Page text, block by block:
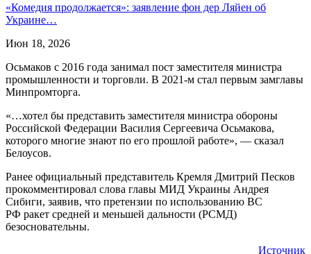
«Комедия продолжается»: заявление фон дер Ляйен об
Украине…
Июн 18, 2026
Осьмаков с 2016 года занимал пост заместителя министра
промышленности и торговли. В 2021-м стал первым замглавы
Минпромторга.
«…хотел бы представить заместителя министра обороны
Российской Федерации Василия Сергеевича Осьмакова,
которого многие знают по его прошлой работе», — сказал
Белоусов.
Ранее официальный представитель Кремля Дмитрий Песков
прокомментировал слова главы МИД Украины Андрея
Сибиги, заявив, что претензии по использованию ВС
РФ ракет средней и меньшей дальности (РСМД)
безосновательны.
Источник